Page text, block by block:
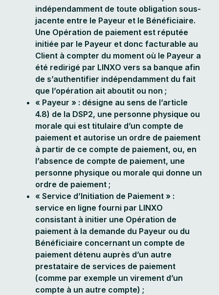
indépendamment de toute obligation sous-
jacente entre le Payeur et le Bénéficiaire.
Une Opération de paiement est réputée
initiée par le Payeur et donc facturable au
Client à compter du moment où le Payeur a
été redirigé par LINXO vers sa banque afin
de s’authentifier indépendamment du fait
que l’opération ait aboutit ou non ;
« Payeur » : désigne au sens de l’article
4.8) de la DSP2, une personne physique ou
morale qui est titulaire d’un compte de
paiement et autorise un ordre de paiement
à partir de ce compte de paiement, ou, en
l’absence de compte de paiement, une
personne physique ou morale qui donne un
ordre de paiement ;
« Service d’Initiation de Paiement » :
service en ligne fourni par LINXO
consistant à initier une Opération de
paiement à la demande du Payeur ou du
Bénéficiaire concernant un compte de
paiement détenu auprès d’un autre
prestataire de services de paiement
(comme par exemple un virement d’un
compte à un autre compte) ;